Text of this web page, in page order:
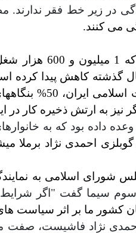
در زیر خط فقر ندارند.
می کنند.
احمدی نژاد برملا
اسلامی به
سيما گفت "اگر شرايط
کشور ما بر اثر سیاست
نژاد فاشیست، صفت